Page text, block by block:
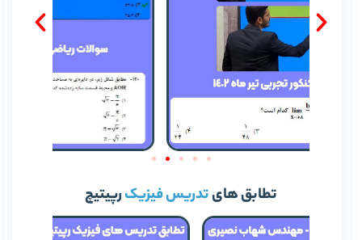
تطابق هایتدریس فیزیکرپیتیچ